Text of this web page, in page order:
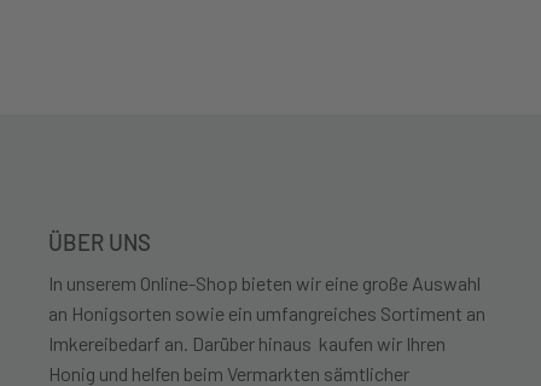
ÜBER UNS
In unserem Online-Shop bieten wir eine große Auswahl
an Honigsorten sowie ein umfangreiches Sortiment an
Imkereibedarf an. Darüber hinaus kaufen wir Ihren
Honig und helfen beim Vermarkten sämtlicher